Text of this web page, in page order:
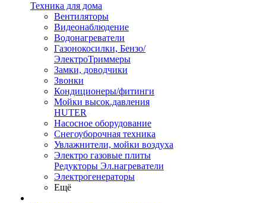
Техника для дома
Вентиляторы
Видеонаблюдение
Водонагреватели
Газонокосилки, Бензо/
ЭлектроТриммеры
Замки, доводчики
Звонки
Кондиционеры/фитинги
Мойки высок.давления
HUTER
Насосное оборудование
Снегоуборочная техника
Увлажнители, мойки воздуха
Электро газовые плиты
Редукторы Эл.нагреватели
Электрогенераторы
Ещё